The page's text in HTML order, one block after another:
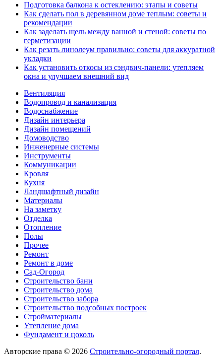
Подготовка балкона к остеклению: этапы и советы
Как сделать пол в деревянном доме теплым: советы и
рекомендации
Как заделать щель между ванной и стеной: советы по
герметизации
Как резать линолеум правильно: советы для аккуратной
укладки
Как установить откосы из сэндвич-панели: утепляем
окна и улучшаем внешний вид
Вентиляция
Водопровод и канализация
Водоснабжение
Дизайн интерьера
Дизайн помещений
Домоводство
Инженерные системы
Инструменты
Коммуникации
Кровля
Кухня
Ландшафтный дизайн
Материалы
На заметку
Отделка
Отопление
Полы
Прочее
Ремонт
Ремонт в доме
Сад-Огород
Строительство бани
Строительство дома
Строительство забора
Строительство подсобных построек
Стройматериалы
Утепление дома
Фундамент и цоколь
Авторские права © 2026 Строительно-огородный портал.